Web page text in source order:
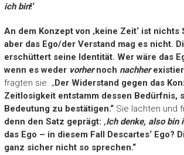
ich bin!‘
An dem Konzept von ‚keine Zeit‘ ist nichts
aber das Ego/der Verstand mag es nicht.
erschüttert seine Identität. Wer wäre das
wenn es weder vorhernoch nachher
fragten sie. „Der Widerstand gegen das
Zeitlosigkeit entstamm dessen Bedürfnis,
Bedeutung zu bestätigen.“ Sie lachten und
denn den Satz geprägt: ‚Ich denke, also bin
das Ego – in diesem Fall Descartes‘ Ego?
ganz sicher nicht so sprechen.“